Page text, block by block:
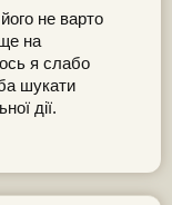
не варто
на
я слабо
шукати
дії.